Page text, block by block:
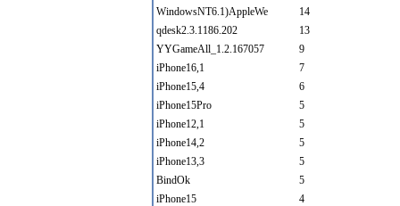
WindowsNT6.1)AppleWe
14
qdesk2.3.1186.202
13
YYGameAll_1.2.167057
9
iPhone16,1
7
iPhone15,4
6
iPhone15Pro
5
iPhone12,1
5
iPhone14,2
5
iPhone13,3
5
BindOk
5
iPhone15
4